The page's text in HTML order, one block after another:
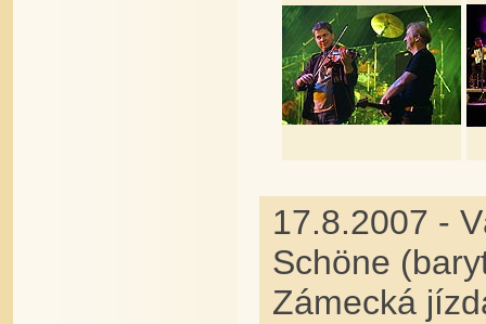
17.8.2007 -
Schöne
Zámecká